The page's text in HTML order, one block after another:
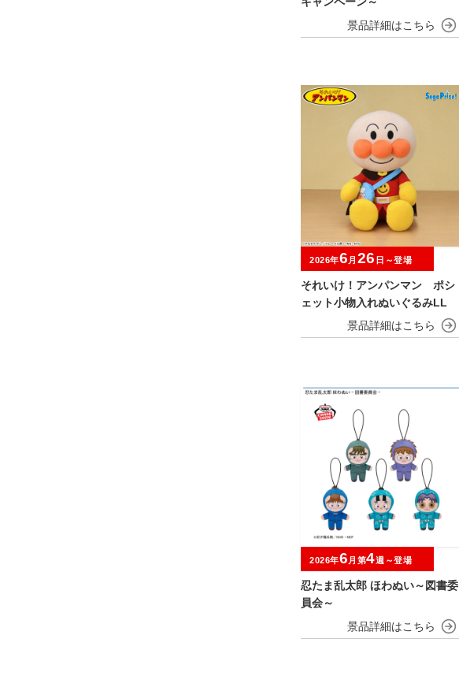
それいけ！アンパンマン ポシ
ェット小物入れぬいぐるみLL
2026年6 月 26 日～登場
忍たま乱太郎 ほわぬい～図書委
員会～
2026年6 月第4週～登場